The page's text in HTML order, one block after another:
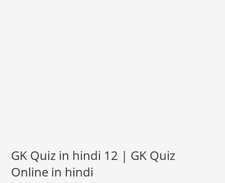
GK Quiz in hindi 12 | GK Quiz
Online in hindi